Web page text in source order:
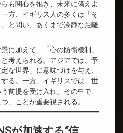
も関心を抱き、未来に備えよ
方、イギリス人の多くは「そ
と問い、あくまで冷静な距離
に加えて、「心の防衛機制」
考えられる。アジアでは、予
な世界」に意味づけを与え、
る。一方、イギリスでは、世
前提を受け入れ、その中で
」ことが重要視される。
が加速する“信